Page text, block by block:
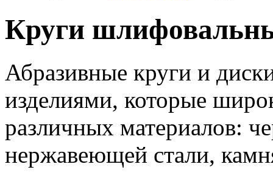
Круги
Абразивные круги и
изделиями, которые
различных материалов:
нержавеющей стали,